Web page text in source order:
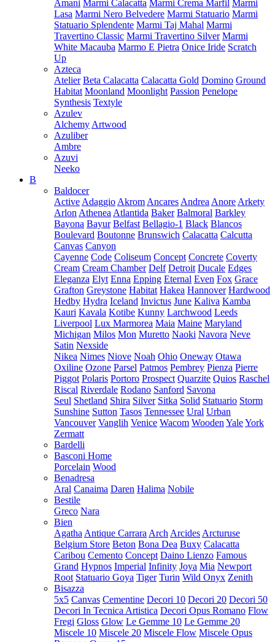
Amani Marmi Calacatta Marmi Crema Marfil Marmi
Lasa Marmi Nero Belvedere Marmi Statuario Marmi
Statuario Splendente Marmi Taj Mahal Marmi
Travertino Classic Marmi Travertino Silver Marmi
White Macauba Marmo E Pietra Onice Iride Scratch
Up
Azteca
Atelier Beta Calacatta Calacatta Gold Domino Ground
Habitat Moonland Moonlight Passion Penelope
Synthesis Textyle
Azulev
Alchemy Artwood
Azuliber
Ambre
Azuvi
Neeko
B
Baldocer
Active Adaggio Akrom Ancares Andrea Anore Arkety
Arlon Athenea Atlantida Baker Balmoral Barkley
Bayona Bayur Belfast Bellagio-1 Black Blancos
Boulevard Boutonne Brunswich Calacatta Calcutta
Canvas Canyon
Cayenne Code Coliseum Concept Concrete Coverty
Cream Cream Chamber Delf Detroit Ducale Edges
Eleganza Elyt Enna Epping Eternal Even Fox Grace
Grafton Greystone Habitat Hakea Hannover Hardwood
Hedby Hydra Iceland Invictus June Kaliva Kamba
Kauri Kavala Kotibe Kunny Larchwood Leeds
Liverpool Lux Marmorea Maia Maine Maryland
Michigan Milos Mon Muretto Naoki Navora Neve
Satin Nexside
Nikea Nimes Niove Noah Ohio Oneway Otawa
Oxiline Ozone Parsel Patmos Pembrey Pienza Pierre
Piggot Polaris Portoro Prospect Quarzite Quios Raschel
Riscal Riverdale Rodano Sanford Savona
Seul Shetland Shira Silver Sitka Solid Statuario Storm
Sunshine Sutton Tasos Tennessee Ural Urban
Vancouver Vanglih Venice Wacom Wooden YaleYork
Zermatt
Bardelli
Basconi Home
Porcelain Wood
Benadresa
Aral Canaima Daren Halima Nobile
Bestile
Greco Nara
Bien
Agatha Antique Carrara Arch Arcides Arcturuse
Belgium Store Beton Bona Dea Buxy Calacatta
Caribou Cemento Concept Daino Lienzo Famous
Grand Hypnos Imperial Infinity Joya Mia Newport
Root Statuario Goya Tiger Turin Wild Onyx Zenith
Bisazza
5x5 Canvas Cementine Decori 10 Decori 20 Decori 50
Decori In Tecnica Artistica Decori Opus Romano Flow
Fregi Gloss Glow Le Gemme 10 Le Gemme 20
Miscele 10 Miscele 20 Miscele Flow Miscele Opus